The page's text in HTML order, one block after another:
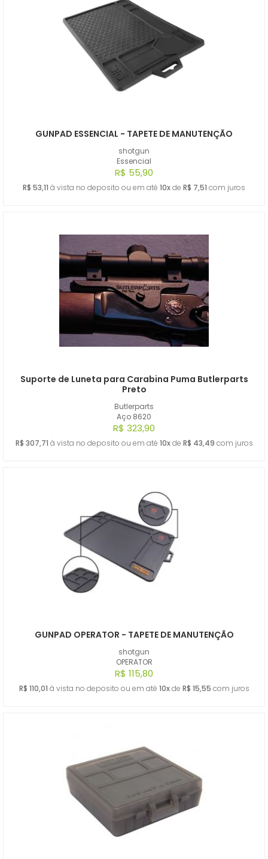
shotgun
Essencial
GUNPAD ESSENCIAL - TAPETE DE MANUTENÇÃO
R$ 55,90
R$ 53,11 à vista no deposito ou em até 10xde R$ 7,51 com juros
Butlerparts
Aço 8620
Suporte de Luneta para Carabina Puma Butlerparts
Preto
R$ 323,90
R$ 307,71 à vista no deposito ou em até 10xde R$ 43,49 com juros
shotgun
OPERATOR
GUNPAD OPERATOR - TAPETE DE MANUTENÇÃO
R$ 115,80
R$ 110,01 à vista no deposito ou em até 10xde R$ 15,55 com juros